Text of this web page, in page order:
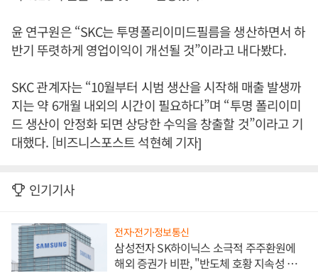
윤 연구원은 “SKC는 투명폴리이미드필름을 생산하면서 하
반기 뚜렷하게 영업이익이 개선될 것”이라고 내다봤다.
SKC 관계자는 “10월부터 시범 생산을 시작해 매출 발생까
지는 약 6개월 내외의 시간이 필요하다”며 “투명 폴리이미
드 생산이 안정화 되면 상당한 수익을 창출할 것”이라고 기
대했다. [비즈니스포스트 석현혜 기자]
인기기사
전자·전기·정보통신
삼성전자 SK하이닉스 소극적 주주환원에
해외 증권가 비판, "반도체 호황 지속성 의